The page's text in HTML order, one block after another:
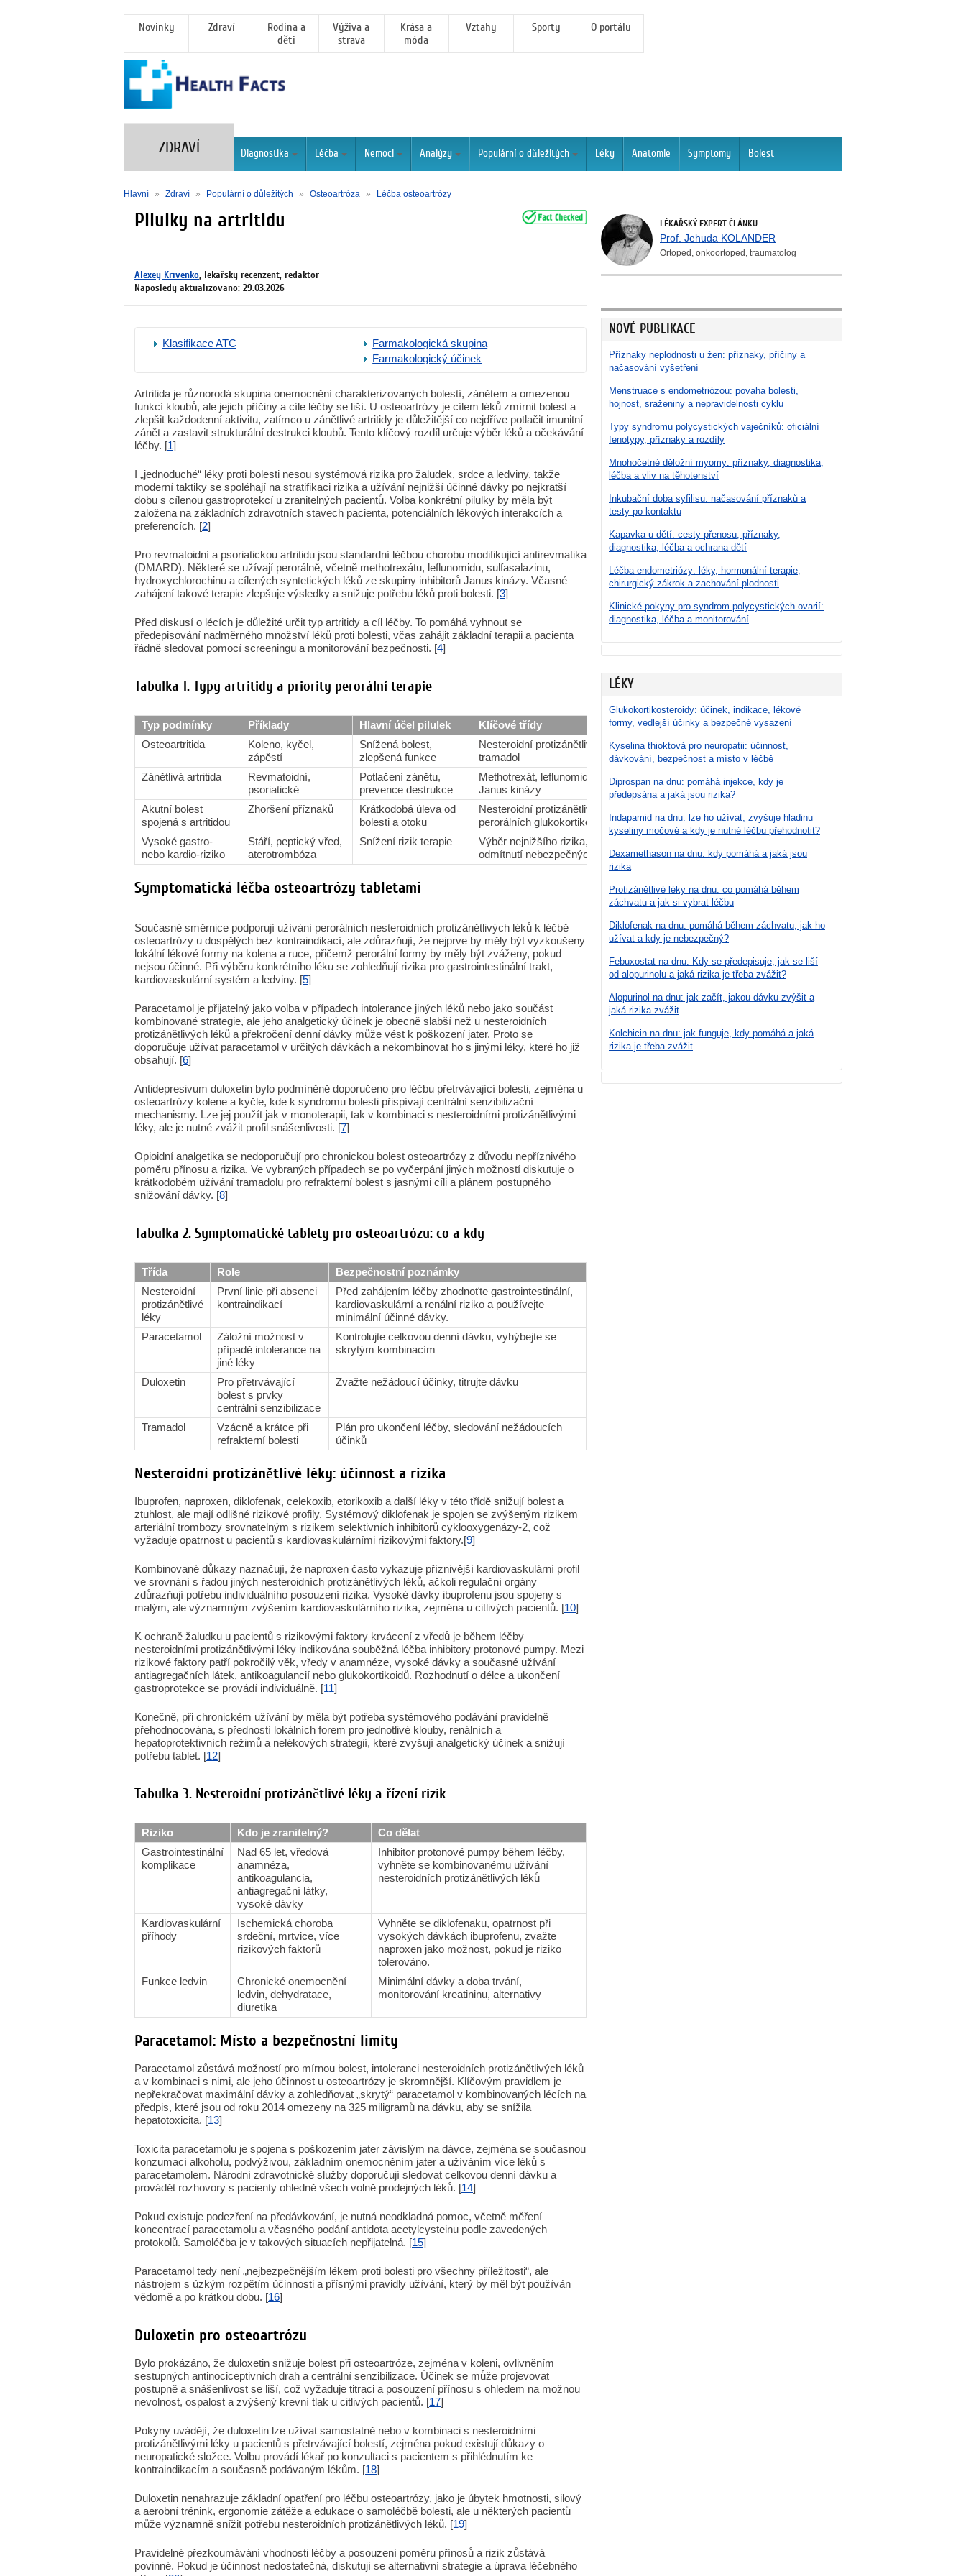
Novinky Zdraví
Rodina a
děti
Výživa a
strava
Krása a
móda
Vztahy Sporty O portálu
ZDRAVÍ Diagnostika Léčba Nemoci Analýzy Populární o důležitých Léky Anatomie Symptomy Bolest
Hlavní » Zdraví » Populární o důležitých » Osteoartróza » Léčba osteoartrózy
LÉKAŘSKÝ EXPERT ČLÁNKU
Prof. Jehuda KOLANDER
Ortoped, onkoortoped, traumatolog
NOVÉ PUBLIKACE
Příznaky neplodnosti u žen: příznaky, příčiny a
načasování vyšetření
Menstruace s endometriózou: povaha bolesti,
hojnost, sraženiny a nepravidelnosti cyklu
Typy syndromu polycystických vaječníků: oficiální
fenotypy, příznaky a rozdíly
Mnohočetné děložní myomy: příznaky, diagnostika,
léčba a vliv na těhotenství
Inkubační doba syfilisu: načasování příznaků a
testy po kontaktu
Kapavka u dětí: cesty přenosu, příznaky,
diagnostika, léčba a ochrana dětí
Léčba endometriózy: léky, hormonální terapie,
chirurgický zákrok a zachování plodnosti
Klinické pokyny pro syndrom polycystických ovarií:
diagnostika, léčba a monitorování
LÉKY
Glukokortikosteroidy: účinek, indikace, lékové
formy, vedlejší účinky a bezpečné vysazení
Kyselina thioktová pro neuropatii: účinnost,
dávkování, bezpečnost a místo v léčbě
Diprospan na dnu: pomáhá injekce, kdy je
předepsána a jaká jsou rizika?
Indapamid na dnu: lze ho užívat, zvyšuje hladinu
kyseliny močové a kdy je nutné léčbu přehodnotit?
Dexamethason na dnu: kdy pomáhá a jaká jsou
rizika
Protizánětlivé léky na dnu: co pomáhá během
záchvatu a jak si vybrat léčbu
Diklofenak na dnu: pomáhá během záchvatu, jak ho
užívat a kdy je nebezpečný?
Febuxostat na dnu: Kdy se předepisuje, jak se liší
od alopurinolu a jaká rizika je třeba zvážit?
Alopurinol na dnu: jak začít, jakou dávku zvýšit a
jaká rizika zvážit
Kolchicin na dnu: jak funguje, kdy pomáhá a jaká
rizika je třeba zvážit
Pilulky na artritidu
Alexey Krivenko, lékařský recenzent, redaktor
Naposledy aktualizováno: 29.03.2026
Klasifikace ATC
Farmakologická skupina
Farmakologický účinek
Artritida je různorodá skupina onemocnění charakterizovaných bolestí, zánětem a omezenou
funkcí kloubů, ale jejich příčiny a cíle léčby se liší. U osteoartrózy je cílem léků zmírnit bolest a
zlepšit každodenní aktivitu, zatímco u zánětlivé artritidy je důležitější co nejdříve potlačit imunitní
zánět a zastavit strukturální destrukci kloubů. Tento klíčový rozdíl určuje výběr léků a očekávání
léčby. [1]
I „jednoduché“ léky proti bolesti nesou systémová rizika pro žaludek, srdce a ledviny, takže
moderní taktiky se spoléhají na stratifikaci rizika a užívání nejnižší účinné dávky po nejkratší
dobu s cílenou gastroprotekcí u zranitelných pacientů. Volba konkrétní pilulky by měla být
založena na základních zdravotních stavech pacienta, potenciálních lékových interakcích a
preferencích. [2]
Pro revmatoidní a psoriatickou artritidu jsou standardní léčbou chorobu modifikující antirevmatika
(DMARD). Některé se užívají perorálně, včetně methotrexátu, leflunomidu, sulfasalazinu,
hydroxychlorochinu a cílených syntetických léků ze skupiny inhibitorů Janus kinázy. Včasné
zahájení takové terapie zlepšuje výsledky a snižuje potřebu léků proti bolesti. [3]
Před diskusí o lécích je důležité určit typ artritidy a cíl léčby. To pomáhá vyhnout se
předepisování nadměrného množství léků proti bolesti, včas zahájit základní terapii a pacienta
řádně sledovat pomocí screeningu a monitorování bezpečnosti. [4]
Tabulka 1. Typy artritidy a priority perorální terapie
Typ podmínky Příklady Hlavní účel pilulek
Klíčové třídy
Osteoartritida
Koleno, kyčel,
zápěstí
Snížená bolest,
zlepšená funkce
Nesteroidní protizánětlivé léky, paracetamol, duloxetin, omezeně
tramadol
Zánětlivá artritida
Revmatoidní,
psoriatické
Potlačení zánětu,
prevence destrukce
Methotrexát, leflunomid, sulfasalazin, hydroxychlorochin, inhibitory
Janus kinázy
Akutní bolest
spojená s artritidou
Zhoršení příznaků
Krátkodobá úleva od
bolesti a otoku
Nesteroidní protizánětlivé léky, v případě potřeby krátkodobá kúra
perorálních glukokortikoidů pod dohledem lékaře
Vysoké gastro-
nebo kardio-riziko
Stáří, peptický vřed,
aterotrombóza
Snížení rizik terapie
Výběr nejnižšího rizika, gastroprotekce inhibitory protonové pumpy,
odmítnutí nebezpečných možností
Symptomatická léčba osteoartrózy tabletami
Současné směrnice podporují užívání perorálních nesteroidních protizánětlivých léků k léčbě
osteoartrózy u dospělých bez kontraindikací, ale zdůrazňují, že nejprve by měly být vyzkoušeny
lokální lékové formy na kolena a ruce, přičemž perorální formy by měly být zváženy, pokud
nejsou účinné. Při výběru konkrétního léku se zohledňují rizika pro gastrointestinální trakt,
kardiovaskulární systém a ledviny. [5]
Paracetamol je přijatelný jako volba v případech intolerance jiných léků nebo jako součást
kombinované strategie, ale jeho analgetický účinek je obecně slabší než u nesteroidních
protizánětlivých léků a překročení denní dávky může vést k poškození jater. Proto se
doporučuje užívat paracetamol v určitých dávkách a nekombinovat ho s jinými léky, které ho již
obsahují. [6]
Antidepresivum duloxetin bylo podmíněně doporučeno pro léčbu přetrvávající bolesti, zejména u
osteoartrózy kolene a kyčle, kde k syndromu bolesti přispívají centrální senzibilizační
mechanismy. Lze jej použít jak v monoterapii, tak v kombinaci s nesteroidními protizánětlivými
léky, ale je nutné zvážit profil snášenlivosti. [7]
Opioidní analgetika se nedoporučují pro chronickou bolest osteoartrózy z důvodu nepříznivého
poměru přínosu a rizika. Ve vybraných případech se po vyčerpání jiných možností diskutuje o
krátkodobém užívání tramadolu pro refrakterní bolest s jasnými cíli a plánem postupného
snižování dávky. [8]
Tabulka 2. Symptomatické tablety pro osteoartrózu: co a kdy
Třída Role
Bezpečnostní poznámky
Nesteroidní
protizánětlivé
léky
První linie při absenci
kontraindikací
Před zahájením léčby zhodnoťte gastrointestinální,
kardiovaskulární a renální riziko a používejte
minimální účinné dávky.
Paracetamol
Záložní možnost v
případě intolerance na
jiné léky
Kontrolujte celkovou denní dávku, vyhýbejte se
skrytým kombinacím
Duloxetin
Pro přetrvávající
bolest s prvky
centrální senzibilizace
Zvažte nežádoucí účinky, titrujte dávku
Tramadol
Vzácně a krátce při
refrakterní bolesti
Plán pro ukončení léčby, sledování nežádoucích
účinků
Nesteroidní protizánětlivé léky: účinnost a rizika
Ibuprofen, naproxen, diklofenak, celekoxib, etorikoxib a další léky v této třídě snižují bolest a
ztuhlost, ale mají odlišné rizikové profily. Systémový diklofenak je spojen se zvýšeným rizikem
arteriální trombozy srovnatelným s rizikem selektivních inhibitorů cyklooxygenázy-2, což
vyžaduje opatrnost u pacientů s kardiovaskulárními rizikovými faktory.[9]
Kombinované důkazy naznačují, že naproxen často vykazuje příznivější kardiovaskulární profil
ve srovnání s řadou jiných nesteroidních protizánětlivých léků, ačkoli regulační orgány
zdůrazňují potřebu individuálního posouzení rizika. Vysoké dávky ibuprofenu jsou spojeny s
malým, ale významným zvýšením kardiovaskulárního rizika, zejména u citlivých pacientů. [10]
K ochraně žaludku u pacientů s rizikovými faktory krvácení z vředů je během léčby
nesteroidními protizánětlivými léky indikována souběžná léčba inhibitory protonové pumpy. Mezi
rizikové faktory patří pokročilý věk, vředy v anamnéze, vysoké dávky a současné užívání
antiagregačních látek, antikoagulancií nebo glukokortikoidů. Rozhodnutí o délce a ukončení
gastroprotekce se provádí individuálně. [11]
Konečně, při chronickém užívání by měla být potřeba systémového podávání pravidelně
přehodnocována, s předností lokálních forem pro jednotlivé klouby, renálních a
hepatoprotektivních režimů a nelékových strategií, které zvyšují analgetický účinek a snižují
potřebu tablet. [12]
Tabulka 3. Nesteroidní protizánětlivé léky a řízení rizik
Riziko Kdo je zranitelný?
Co dělat
Gastrointestinální
komplikace
Nad 65 let, vředová
anamnéza,
antikoagulancia,
antiagregační látky,
vysoké dávky
Inhibitor protonové pumpy během léčby,
vyhněte se kombinovanému užívání
nesteroidních protizánětlivých léků
Kardiovaskulární
příhody
Ischemická choroba
srdeční, mrtvice, více
rizikových faktorů
Vyhněte se diklofenaku, opatrnost při
vysokých dávkách ibuprofenu, zvažte
naproxen jako možnost, pokud je riziko
tolerováno.
Funkce ledvin
Chronické onemocnění
ledvin, dehydratace,
diuretika
Minimální dávky a doba trvání,
monitorování kreatininu, alternativy
Paracetamol: Místo a bezpečnostní limity
Paracetamol zůstává možností pro mírnou bolest, intoleranci nesteroidních protizánětlivých léků
a v kombinaci s nimi, ale jeho účinnost u osteoartrózy je skromnější. Klíčovým pravidlem je
nepřekračovat maximální dávky a zohledňovat „skrytý“ paracetamol v kombinovaných lécích na
předpis, které jsou od roku 2014 omezeny na 325 miligramů na dávku, aby se snížila
hepatotoxicita. [13]
Toxicita paracetamolu je spojena s poškozením jater závislým na dávce, zejména se současnou
konzumací alkoholu, podvýživou, základním onemocněním jater a užíváním více léků s
paracetamolem. Národní zdravotnické služby doporučují sledovat celkovou denní dávku a
provádět rozhovory s pacienty ohledně všech volně prodejných léků. [14]
Pokud existuje podezření na předávkování, je nutná neodkladná pomoc, včetně měření
koncentrací paracetamolu a včasného podání antidota acetylcysteinu podle zavedených
protokolů. Samoléčba je v takových situacích nepřijatelná. [15]
Paracetamol tedy není „nejbezpečnějším lékem proti bolesti pro všechny příležitosti“, ale
nástrojem s úzkým rozpětím účinnosti a přísnými pravidly užívání, který by měl být používán
vědomě a po krátkou dobu. [16]
Duloxetin pro osteoartrózu
Bylo prokázáno, že duloxetin snižuje bolest při osteoartróze, zejména v koleni, ovlivněním
sestupných antinociceptivních drah a centrální senzibilizace. Účinek se může projevovat
postupně a snášenlivost se liší, což vyžaduje titraci a posouzení přínosu s ohledem na možnou
nevolnost, ospalost a zvýšený krevní tlak u citlivých pacientů. [17]
Pokyny uvádějí, že duloxetin lze užívat samostatně nebo v kombinaci s nesteroidními
protizánětlivými léky u pacientů s přetrvávající bolestí, zejména pokud existují důkazy o
neuropatické složce. Volbu provádí lékař po konzultaci s pacientem s přihlédnutím ke
kontraindikacím a současně podávaným lékům. [18]
Duloxetin nenahrazuje základní opatření pro léčbu osteoartrózy, jako je úbytek hmotnosti, silový
a aerobní trénink, ergonomie zátěže a edukace o samoléčbě bolesti, ale u některých pacientů
může významně snížit potřebu nesteroidních protizánětlivých léků. [19]
Pravidelné přezkoumávání vhodnosti léčby a posouzení poměru přínosů a rizik zůstává
povinné. Pokud je účinnost nedostatečná, diskutují se alternativní strategie a úprava léčebného